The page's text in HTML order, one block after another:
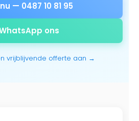
— 0487 10 81 95
ons
vrijblijvende offerte aan →